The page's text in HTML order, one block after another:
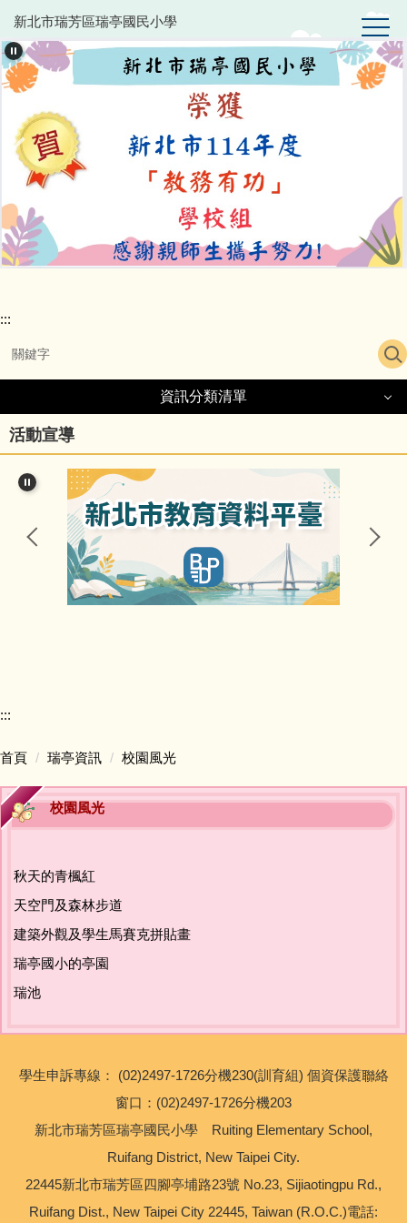
跳
到
主
要
內
區
新北市瑞芳區瑞亭國民小學
:::
資訊分類清單
行政團隊
榮譽事項與學校相關訊息
瑞亭國小臺灣母語日網站
瑞亭臺灣母語資源連結
防疫資訊與停課不停學專區
主題宣導專區
政策宣導與相關資源
新北市家庭教育中心
瑞亭教育基金會
公職人員利益衝突迴避專區
生活英語專區
活動宣導
:::
首頁 瑞亭資訊 校園風光
校園風光
秋天的青楓紅
天空門及森林步道
建築外觀及學生馬賽克拼貼畫
瑞亭國小的亭園
瑞池
學生申訴專線： (02)2497-1726分機230(訓育組) 個資保護聯絡
窗口：(02)2497-1726分機203
新北市瑞芳區瑞亭國民小學 Ruiting Elementary School,
Ruifang District, New Taipei City.
22445新北市瑞芳區四腳亭埔路23號 No.23, Sijiaotingpu Rd.,
Ruifang Dist., New Taipei City 22445, Taiwan (R.O.C.)電話: